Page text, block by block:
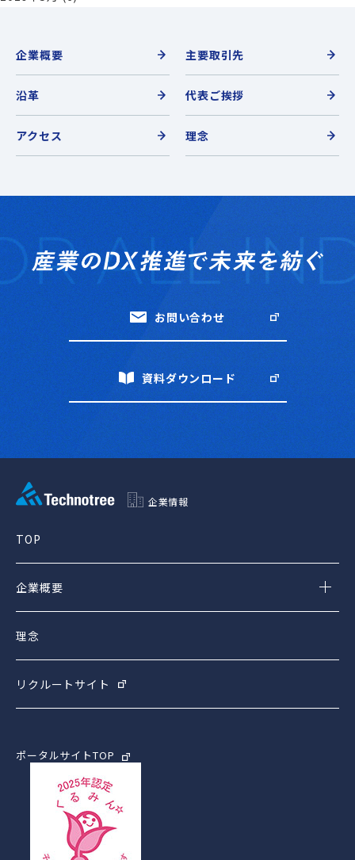
企業概要 主要取引先
沿革 代表ご挨拶
アクセス 理念
お問い合わせ
資料ダウンロード
企業情報
TOP
企業概要
理念
リクルートサイト
ポータルサイトTOP